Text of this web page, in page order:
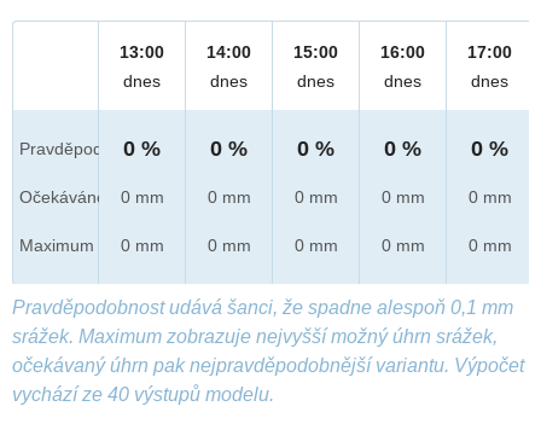
Pravděpod.
Očekáváno
Maximum
13:00
dnes
0 %
0 mm
0 mm
14:00
dnes
0 %
0 mm
0 mm
15:00
dnes
0 %
0 mm
0 mm
16:00
dnes
0 %
0 mm
0 mm
17:00
dnes
0 %
0 mm
0 mm
Pravděpodobnost udává šanci, že spadne alespoň 0,1 mm
srážek. Maximum zobrazuje nejvyšší možný úhrn srážek,
očekávaný úhrn pak nejpravděpodobnější variantu. Výpočet
vychází ze 40 výstupů modelu.